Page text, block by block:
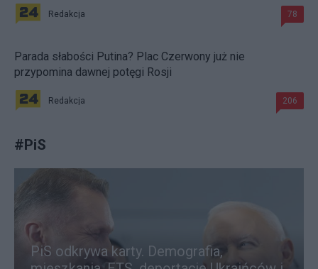
Redakcja 78
Parada słabości Putina? Plac Czerwony już nie
przypomina dawnej potęgi Rosji
Redakcja 206
#PiS
PiS odkrywa karty. Demografia,